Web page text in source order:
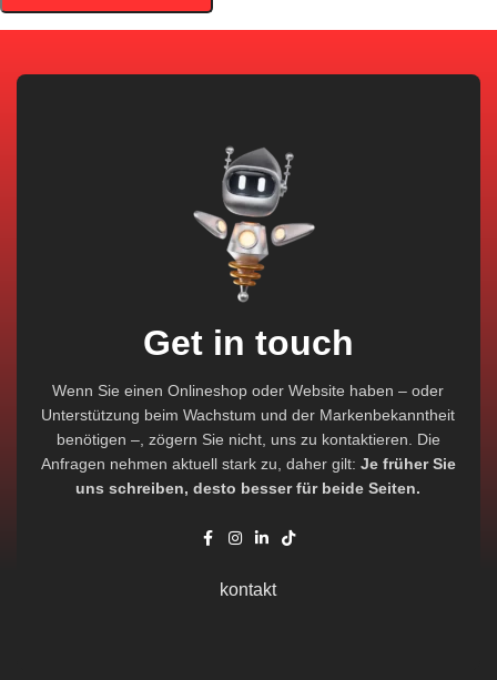
Get in touch
Wenn Sie einen Onlineshop oder Website haben – oder
Unterstützung beim Wachstum und der Markenbekanntheit
benötigen –, zögern Sie nicht, uns zu kontaktieren. Die
Anfragen nehmen aktuell stark zu, daher gilt: Je früher Sie
uns schreiben, desto besser für beide Seiten.
kontakt